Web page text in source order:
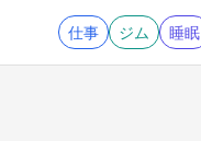
仕事 ジム 睡眠